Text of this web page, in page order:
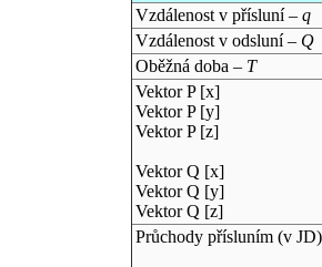
Vzdálenost v přísluní – q
Vzdálenost v odsluní – Q
Oběžná doba – T
Vektor P [x]
Vektor P [y]
Vektor P [z]
Vektor Q [x]
Vektor Q [y]
Vektor Q [z]
Průchody přísluním (v JD)